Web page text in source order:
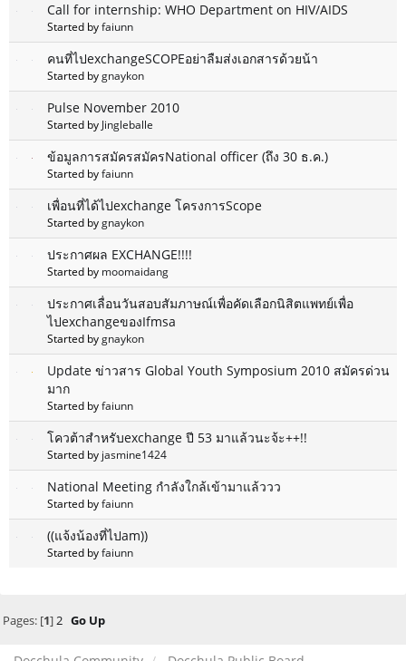
Call for internship: WHO Department on HIV/AIDS
Started byfaiunn
คนที่ไปexchangeSCOPEอย่าลืมส่งเอกสารด้วยน้า
Started bygnaykon
Pulse November 2010
Started by Jingleballe
ข้อมูลการสมัครสมัครNational officer (ถึง 30 ธ.ค.)
Started byfaiunn
เพื่อนที่ได้ไปexchange โครงการScope
Started bygnaykon
ประกาศผล EXCHANGE!!!!
Started by moomaidang
ประกาศเลื่อนวันสอบสัมภาษณ์เพื่อคัดเลือกนิสิตแพทย์เพื่อ
ไปexchangeของIfmsa
Started bygnaykon
Update ข่าวสาร Global Youth Symposium 2010 สมัครด่วน
มาก
Started byfaiunn
โควต้าสำหรับexchange ปี 53 มาแล้วนะจ้ะ++!!
Started by jasmine1424
National Meeting กำลังใกล้เข้ามาแล้ววว
Started byfaiunn
((แจ้งน้องที่ไปam))
Started byfaiunn
Pages: [1]2 Go Up